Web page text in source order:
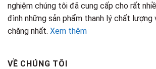
nghiệm chúng tôi đã cung cấp cho rất
đình những sản phẩm thanh lý chất lượng
chăng nhất. Xem thêm
VỀ CHÚNG TÔI